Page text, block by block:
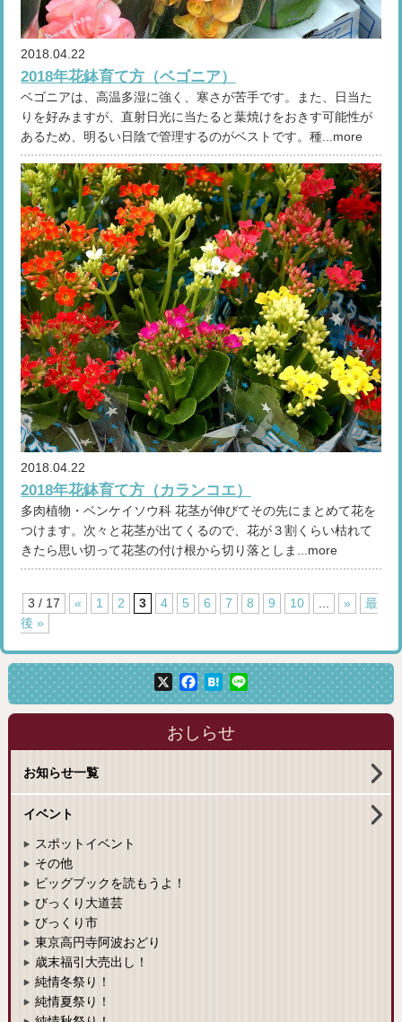
2018.04.22
2018年花鉢育て方（ベゴニア）
ベゴニアは、高温多湿に強く、寒さが苦手です。また、日当た
りを好みますが、直射日光に当たると葉焼けをおきす可能性が
あるため、明るい日陰で管理するのがベストです。種...more
2018.04.22
2018年花鉢育て方（カランコエ）
多肉植物・ベンケイソウ科 花茎が伸びてその先にまとめて花を
つけます。次々と花茎が出てくるので、花が３割くらい枯れて
きたら思い切って花茎の付け根から切り落としま...more
3 / 17 « 1 2 3 4 5 6 7 8 9 10 ... »
最
後 »
X Facebook
Hatena
Line
おしらせ
お知らせ一覧
イベント
スポットイベント
その他
ビッグブックを読もうよ！
びっくり大道芸
びっくり市
東京高円寺阿波おどり
歳末福引大売出し！
純情冬祭り！
純情夏祭り！